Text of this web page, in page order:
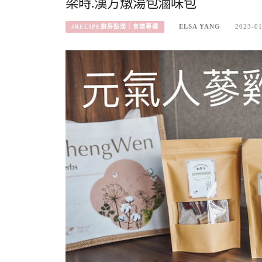
梁時.漢方燉湯包滷味包
#RECIPE廚房點滴｜食譜專欄 ELSA YANG 2023-